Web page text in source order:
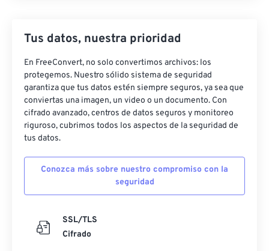
Tus datos, nuestra prioridad
En FreeConvert, no solo convertimos archivos: los
protegemos. Nuestro sólido sistema de seguridad
garantiza que tus datos estén siempre seguros, ya sea que
conviertas una imagen, un video o un documento. Con
cifrado avanzado, centros de datos seguros y monitoreo
riguroso, cubrimos todos los aspectos de la seguridad de
tus datos.
Conozca más sobre nuestro compromiso con la
seguridad
SSL/TLS
Cifrado